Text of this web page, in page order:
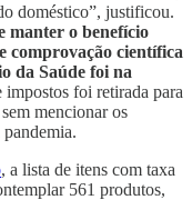
doméstico”, justificou.
manter o benefício
comprovação científica
da Saúde foi na
impostos foi retirada para
mencionar os
, a lista de itens com taxa
561 produtos,